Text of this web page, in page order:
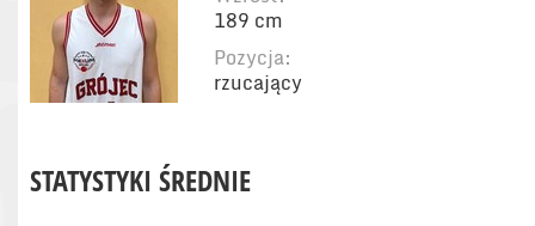
189 cm
Pozycja:
rzucający
STATYSTYKI ŚREDNIE